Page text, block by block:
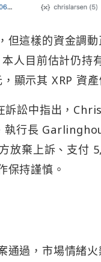
但這樣的資金調
人目前估計仍持
顯示其 XRP 資產
訴訟中指出，
行長
放棄上訴、支付
保持謹慎。
通過，市場情緒